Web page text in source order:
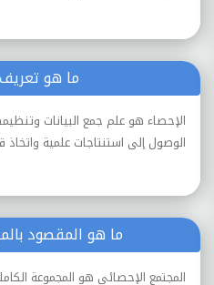
ما هو
الإحصاء هو علم جمع البيانات
الوصول إلى استنتاجات علمية واتخاذ
ما هو المقصود
المجتمع الإحصائي هو المجموعة